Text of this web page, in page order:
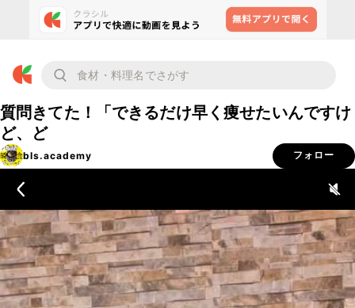
質問きてた！「できるだけ早く痩せたいんですけ
ど、ど
bls.academy フォロー